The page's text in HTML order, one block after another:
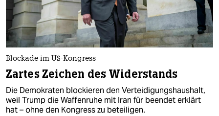
nord
wahrheit
verlag
verlag
veranstaltungen
Blockade im US-Kongress
Zartes Zeichen des Widerstands
Die Demokraten blockieren den Verteidigungshaushalt,
weil Trump die Waffenruhe mit Iran für beendet erklärt
hat – ohne den Kongress zu beteiligen.